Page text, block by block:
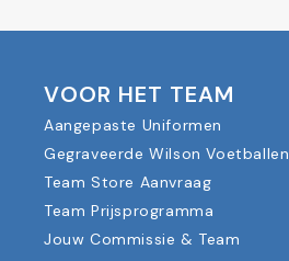
VOOR HET TEAM
Aangepaste Uniformen
Gegraveerde Wilson Voetballen
Team Store Aanvraag
Team Prijsprogramma
Jouw Commissie & Team